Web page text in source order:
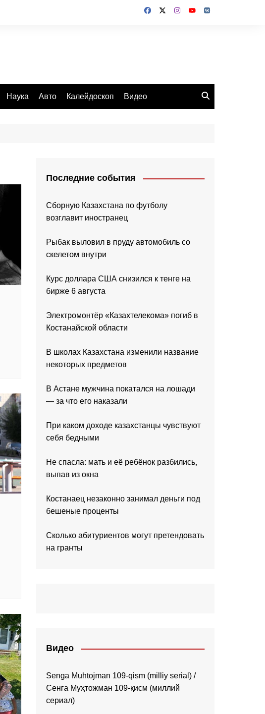
Наука Авто Калейдоскоп Видео
Последние события
Сборную Казахстана по футболу
возглавит иностранец
Рыбак выловил в пруду автомобиль со
скелетом внутри
Курс доллара США снизился к тенге на
бирже 6 августа
Электромонтёр «Казахтелекома» погиб в
Костанайской области
В школах Казахстана изменили название
некоторых предметов
В Астане мужчина покатался на лошади
— за что его наказали
При каком доходе казахстанцы чувствуют
себя бедными
Не спасла: мать и её ребёнок разбились,
выпав из окна
Костанаец незаконно занимал деньги под
бешеные проценты
Сколько абитуриентов могут претендовать
на гранты
Видео
Senga Muhtojman 109-qism (milliy serial) /
Сенга Муҳтожман 109-қисм (миллий
сериал)